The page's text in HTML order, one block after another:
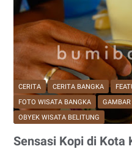
Pahlawan
Bangka;
Mahasiswa/i
nya
asik-
asik
dan
santuy
!
CERITA CERITA BANGKA
FOTO WISATA BANGKA
GAMBAR
OBYEK WISATA BELITUNG
Sensasi Kopi di Kota